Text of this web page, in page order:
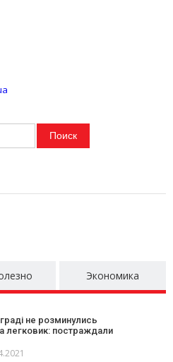
Экономика
не розминулись
легковик: постраждали